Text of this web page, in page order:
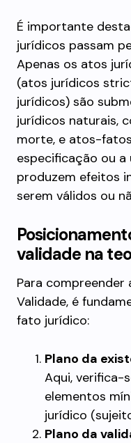
É importante
jurídicos passam
Apenas os atos
(atos jurídicos
jurídicos) são
jurídicos naturais,
morte, e atos-
especificação ou a
produzem efeitos
serem válidos ou
validade na
Para compreender
Validade, é
fato jurídico:
Plano da
Aqui, verifica-
elementos
jurídico
Plano da